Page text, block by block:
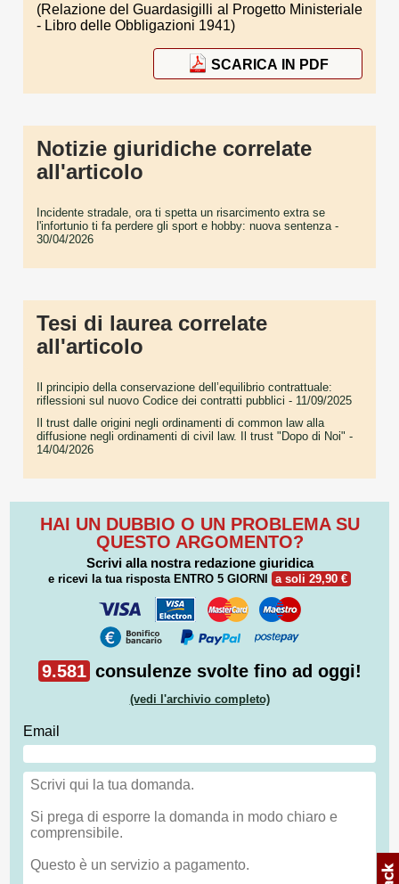
(Relazione del Guardasigilli al Progetto Ministeriale
- Libro delle Obbligazioni 1941)
SCARICA IN PDF
Notizie giuridiche correlate
all'articolo
Incidente stradale, ora ti spetta un risarcimento extra se
l'infortunio ti fa perdere gli sport e hobby: nuova sentenza -
30/04/2026
Tesi di laurea correlate
all'articolo
Il principio della conservazione dell’equilibrio contrattuale:
riflessioni sul nuovo Codice dei contratti pubblici - 11/09/2025
Il trust dalle origini negli ordinamenti di common law alla
diffusione negli ordinamenti di civil law. Il trust "Dopo di Noi" -
14/04/2026
HAI UN DUBBIO O UN PROBLEMA SU
QUESTO ARGOMENTO?
Scrivi alla nostra redazione giuridica
e ricevi la tua risposta ENTRO 5 GIORNI a soli 29,90 €
9.581 consulenze svolte fino ad oggi!
(vedi l'archivio completo)
Email